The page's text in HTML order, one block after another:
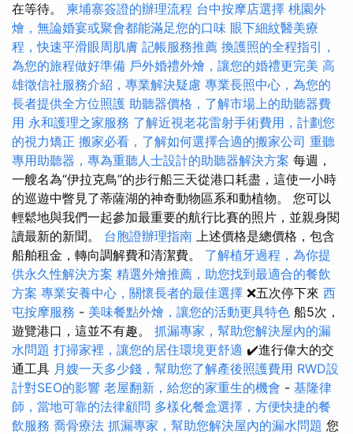
在等待。 柬埔寨簽證的辦理流程 台中按摩店選擇 桃園外
燴，無論婚宴或聚會都能滿足您的口味 眼下細紋醫美療
程，快速平滑眼周肌膚 記帳服務推薦 換護照的全程指引，
為您的旅程做好準備 戶外婚禮外燴，讓您的婚禮更完美 高
雄徵信社服務介紹，專業解決疑慮 專業長照中心，為您的
長者提供全方位照護 助聽器價格，了解市場上的助聽器費
用 永和護理之家服務 了解近視老花雷射手術費用，計劃您
的視力矯正 搬家必看，了解如何選擇合適的搬家公司 重聽
專用助聽器，專為重聽人士設計的助聽器解決方案 每週，
一艘名為“伊拉克鳥”的步行船三天從港口耗盡，這使一小時
的巡遊中瞥見了蒂薩湖的神奇動物區系和動植物。 您可以
輕鬆地與我們一起參加最重要的航行比賽的照片，並親身閱
讀最新的新聞。 台胞證辦理指南 上述價格是總價格，包含
船舶租金，轉向調解費和清潔費。 了解植牙過程，為你提
供永久性解決方案 精選外燴推薦，助您找到最適合的餐飲
方案 專業安養中心，關懷長者的最佳選擇 ❌五次停下來 西
屯按摩服務 - 美味餐點外燴，讓您的活動更具特色 船5次，
遊覽港口，這並不有趣。 抓漏專家，幫助您解決屋內的漏
水問題 打掃家裡，讓您的居住環境更舒適 ✔️進行偉大的交
通工具 月嫂一天多少錢，幫助您了解產後照護費用 RWD設
計對SEO的影響 老屋翻新，給您的家重生的機會 - 基隆律
師，當地可靠的法律顧問 多樣化餐盒選擇，方便快捷的餐
飲服務 喬骨療法 抓漏專家，幫助您解決屋內的漏水問題 您